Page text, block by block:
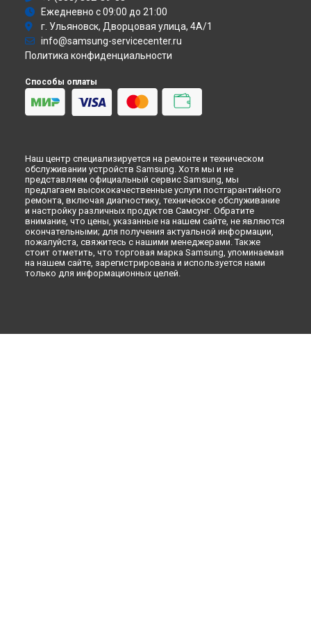
Смарт-часы
Варочная панель
Посудомоечная машина
Морозильная камера
Кондиционер
Духовой шкаф
Вытяжка
Ежедневно с 09:00 до 21:00
г. Ульяновск, Дворцовая улица, 4А/1
info@samsung-servicecenter.ru
Политика конфиденциальности
Способы оплаты
Наш центр специализируется на ремонте и техническом
обслуживании устройств Samsung. Хотя мы и не
представляем официальный сервис Samsung, мы
предлагаем высококачественные услуги постгарантийного
ремонта, включая диагностику, техническое обслуживание
и настройку различных продуктов Самсунг. Обратите
внимание, что цены, указанные на нашем сайте, не являются
окончательными; для получения актуальной информации,
пожалуйста, свяжитесь с нашими менеджерами. Также
стоит отметить, что торговая марка Samsung, упоминаемая
на нашем сайте, зарегистрирована и используется нами
только для информационных целей.